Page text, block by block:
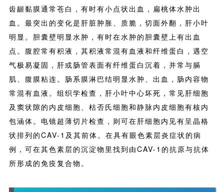
齿龈黏膜通常苍白，有时有小点状出血，扁桃体水肿出
血。最突出的变化是肝脏肿胀、质脆，切面外翻，肝小叶
明显。胆囊壁明显水肿，有时在水肿的胆囊壁上有出血
点。腹腔常有积液，其积液常混有血液和纤维蛋白，遇空
气极易凝固，肝或肠管表面有纤维蛋白沉着，并常与膈
肌、腹膜粘连。肠系膜淋巴结明显水肿、出血，肠内容物
常混有血液。组织学检查，肝小叶中心坏死，常见肝细胞
及窦状隙的内皮细胞、枯否氏细胞和静脉内皮细胞有核内
包涵体。电镜超薄切片检查，则可在肝细胞内见有呈晶格
状排列的CAV-1及其前体。在具有眼色素层炎症状的病
例，可在其色素层的沉淀物里找到由CAV-1的抗原与抗体
所形成的免疫复合物。